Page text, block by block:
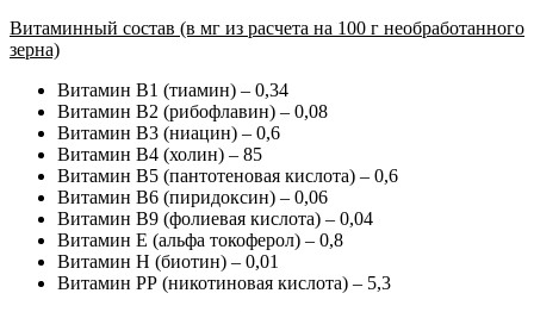
Витаминный состав (в мг из расчета на 100 г необработанного
зерна)
Витамин В1 (тиамин) – 0,34
Витамин В2 (рибофлавин) – 0,08
Витамин B3 (ниацин) – 0,6
Витамин В4 (холин) – 85
Витамин В5 (пантотеновая кислота) – 0,6
Витамин В6 (пиридоксин) – 0,06
Витамин В9 (фолиевая кислота) – 0,04
Витамин Е (альфа токоферол) – 0,8
Витамин Н (биотин) – 0,01
Витамин РР (никотиновая кислота) – 5,3